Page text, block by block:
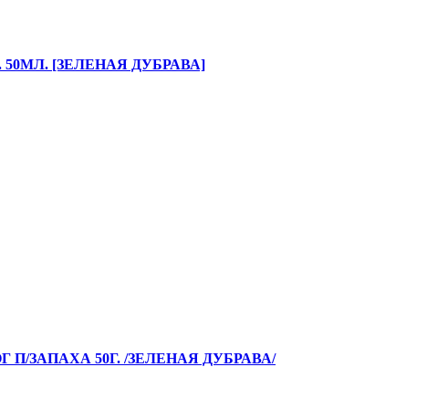
[ЗЕЛЕНАЯ ДУБРАВА]
ЗАПАХА 50Г. /ЗЕЛЕНАЯ ДУБРАВА/